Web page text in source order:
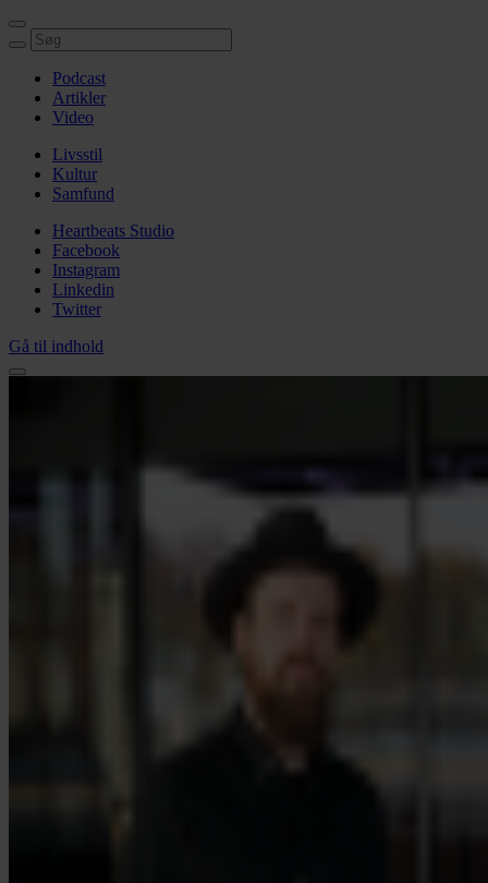
Podcast
Artikler
Video
Livsstil
Kultur
Samfund
Heartbeats Studio
Facebook
Instagram
Linkedin
Twitter
Gå til indhold